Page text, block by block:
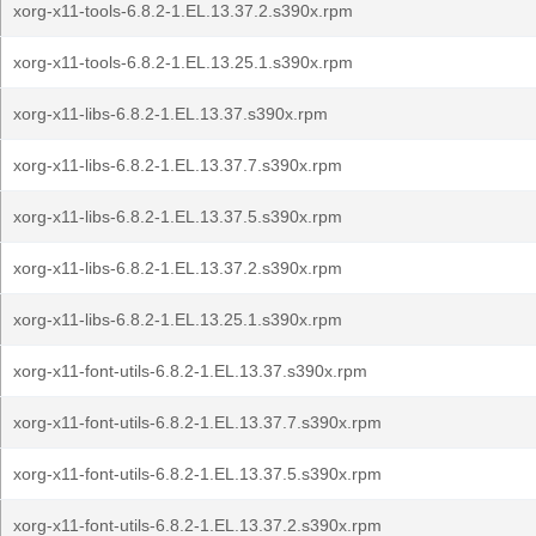
xorg-x11-tools-6.8.2-1.EL.13.37.2.s390x.rpm
xorg-x11-tools-6.8.2-1.EL.13.25.1.s390x.rpm
xorg-x11-libs-6.8.2-1.EL.13.37.s390x.rpm
xorg-x11-libs-6.8.2-1.EL.13.37.7.s390x.rpm
xorg-x11-libs-6.8.2-1.EL.13.37.5.s390x.rpm
xorg-x11-libs-6.8.2-1.EL.13.37.2.s390x.rpm
xorg-x11-libs-6.8.2-1.EL.13.25.1.s390x.rpm
xorg-x11-font-utils-6.8.2-1.EL.13.37.s390x.rpm
xorg-x11-font-utils-6.8.2-1.EL.13.37.7.s390x.rpm
xorg-x11-font-utils-6.8.2-1.EL.13.37.5.s390x.rpm
xorg-x11-font-utils-6.8.2-1.EL.13.37.2.s390x.rpm